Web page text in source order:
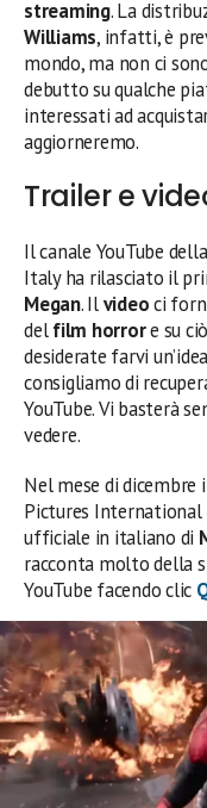
streaming. La
Williams, infatti, è
mondo, ma non ci
debutto su qualche
interessati ad
aggiorneremo.
Trailer e
Il canale YouTube
Italy ha rilasciato il
Megan. Ilvideoci
delfilm horrore su
desiderate farvi
consigliamo di
YouTube. Vi basterà
vedere.
Nel mese di dicembre
Pictures
ufficiale in italiano di
racconta molto della
YouTube facendo clic